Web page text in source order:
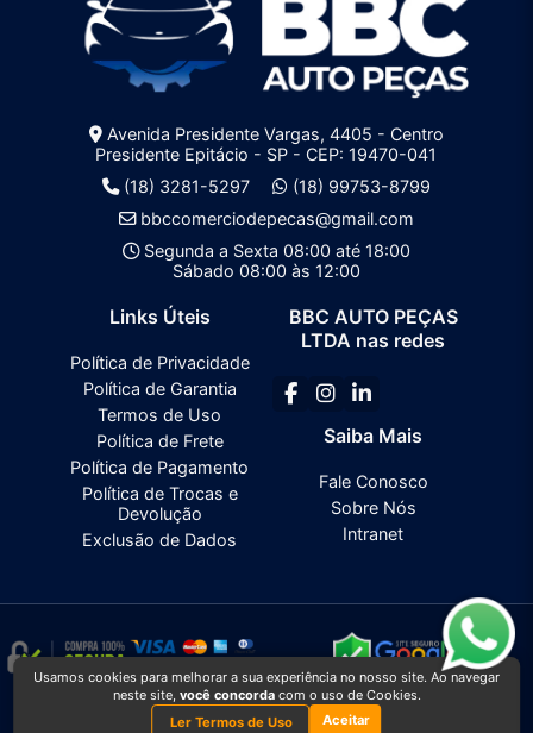
Avenida Presidente Vargas, 4405 - Centro
Presidente Epitácio - SP - CEP: 19470-041
(18) 3281-5297
(18) 99753-8799
bbccomerciodepecas@gmail.com
Segunda a Sexta 08:00 até 18:00
Sábado 08:00 às 12:00
Links Úteis
Política de Privacidade
Política de Garantia
Termos de Uso
Política de Frete
Política de Pagamento
Política de Trocas e
Devolução
Exclusão de Dados
BBC AUTO PEÇAS
LTDA nas redes
Saiba Mais
Fale Conosco
Sobre Nós
Intranet
BBC AUTO PEÇAS LTDA2026 CREATED BY VAAPT
é uma empresa inscrita no CNPJ
Usamos cookies para melhorar a sua experiência no nosso site. Ao navegar
neste site, você concordacom o uso de Cookies.
Ler Termos de Uso
Aceitar